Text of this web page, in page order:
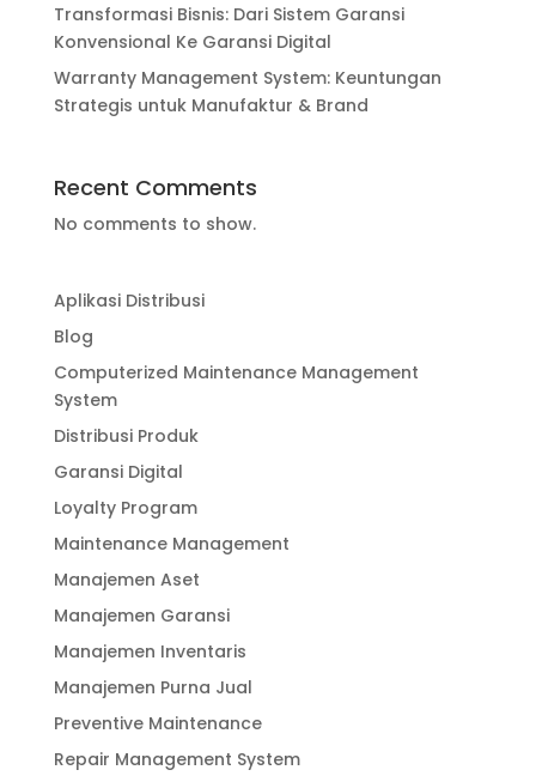
Transformasi Bisnis: Dari Sistem Garansi
Konvensional Ke Garansi Digital
Warranty Management System: Keuntungan
Strategis untuk Manufaktur & Brand
Recent Comments
No comments to show.
Aplikasi Distribusi
Blog
Computerized Maintenance Management
System
Distribusi Produk
Garansi Digital
Loyalty Program
Maintenance Management
Manajemen Aset
Manajemen Garansi
Manajemen Inventaris
Manajemen Purna Jual
Preventive Maintenance
Repair Management System